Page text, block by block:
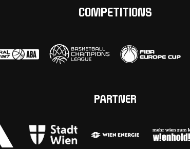
COMPETITIONS
PARTNER